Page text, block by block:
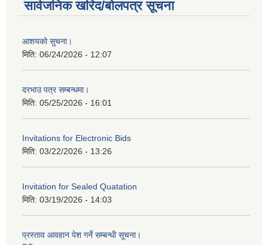
सार्वजनिक खरिद/बोलपत्र सूचना
आशयको सुचना।
मिति: 06/24/2026 - 12:07
दरभाउ पत्र सम्बन्धमा।
मिति: 05/25/2026 - 16:01
Invitations for Electronic Bids
मिति: 03/22/2026 - 13:26
Invitation for Sealed Quatation
मिति: 03/19/2026 - 14:03
प्रस्ताव आवहान पेश गर्ने सम्बन्धी सूचना।